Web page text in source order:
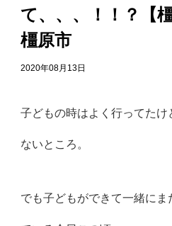
て、、、！！？【
橿原市
2020年08月13日
子どもの時はよく行ってた
ないところ。
でも子どもができて一緒に